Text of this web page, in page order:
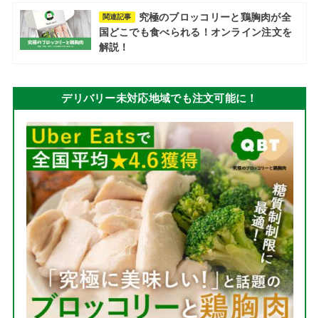
関連記事
究極のブロッコリーと鶏胸肉が全
国どこでも食べられる！オンライン注文を
解説！
デリバリー未対応地域でも注文可能に！